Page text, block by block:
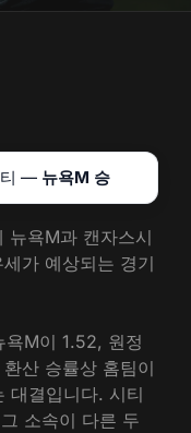
티 — 뉴욕M 승
욕M과 캔자스시
가 예상되는 경기
욕M이 1.52, 원정
산 승률상 홈팀이
대결입니다. 시티
소속이 다른 두